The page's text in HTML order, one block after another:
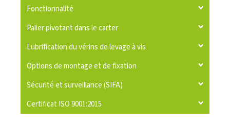
Fonctionnalité
Palier pivotant dans le carter
Lubrification du vérins de levage à vis
Options de montage et de fixation
Sécurité et surveillance (SIFA)
Certificat ISO 9001:2015